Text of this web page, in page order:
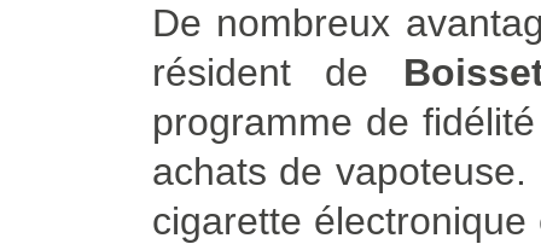
De nombreux
résident de
programme de
achats de
cigarette